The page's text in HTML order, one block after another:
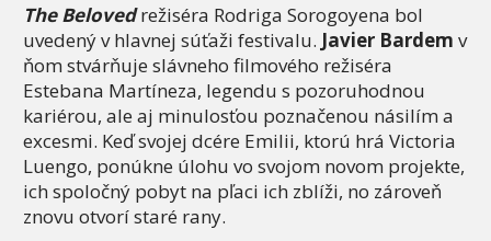
The Belovedrežiséra Rodriga Sorogoyena bol
uvedený v hlavnej súťaži festivalu. Javier Bardem v
ňom stvárňuje slávneho filmového režiséra
Estebana Martíneza, legendu s pozoruhodnou
kariérou, ale aj minulosťou poznačenou násilím a
excesmi. Keď svojej dcére Emilii, ktorú hrá Victoria
Luengo, ponúkne úlohu vo svojom novom projekte,
ich spoločný pobyt na pľaci ich zblíži, no zároveň
znovu otvorí staré rany.